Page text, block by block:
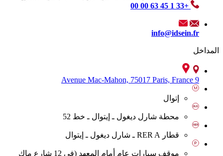
+33 1 45 63 00 00
info@idsein.fr
المداخل
9 Avenue Mac-Mahon, 75017 Paris, France
إتوال
محطة شارل ديغول ـ إيتوال ـ خط 52
قطار RER A ـ شارل ديغول ـ إيتوال
موقف سيارات عام أمام المعهد (في 12 شارع ماك